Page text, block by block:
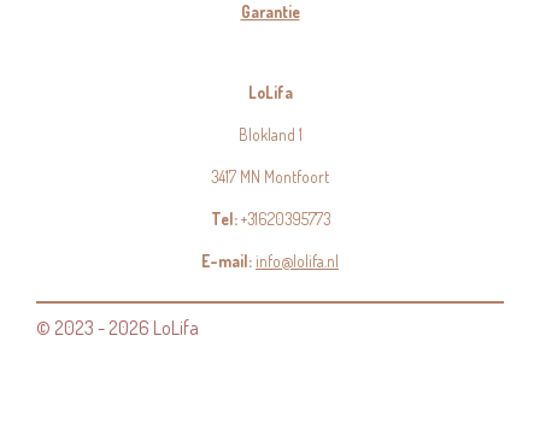
Garantie
LoLifa
Blokland 1
3417 MN Montfoort
Tel:+31620395773
E-mail:info@lolifa.nl
© 2023 - 2026 LoLifa